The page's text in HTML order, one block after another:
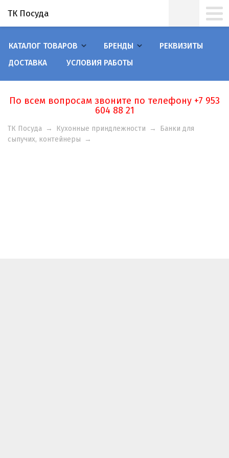
ТК Посуда
КАТАЛОГ ТОВАРОВ БРЕНДЫ
РЕКВИЗИТЫ
ДОСТАВКА
УСЛОВИЯ РАБОТЫ
По всем вопросам звоните по телефону +7 953
604 88 21
ТК Посуда → Кухонные приндлежности →
Банки для
сыпучих, контейнеры
→